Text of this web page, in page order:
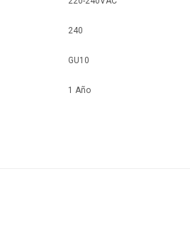
240
GU10
1 Año